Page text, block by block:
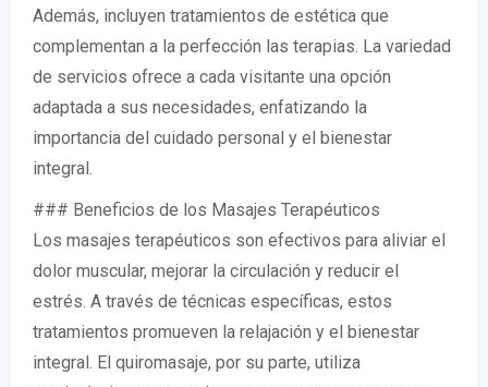
Además, incluyen tratamientos de estética que
complementan a la perfección las terapias. La variedad
de servicios ofrece a cada visitante una opción
adaptada a sus necesidades, enfatizando la
importancia del cuidado personal y el bienestar
integral.
### Beneficios de los Masajes Terapéuticos
Los masajes terapéuticos son efectivos para aliviar el
dolor muscular, mejorar la circulación y reducir el
estrés. A través de técnicas específicas, estos
tratamientos promueven la relajación y el bienestar
integral. El quiromasaje, por su parte, utiliza